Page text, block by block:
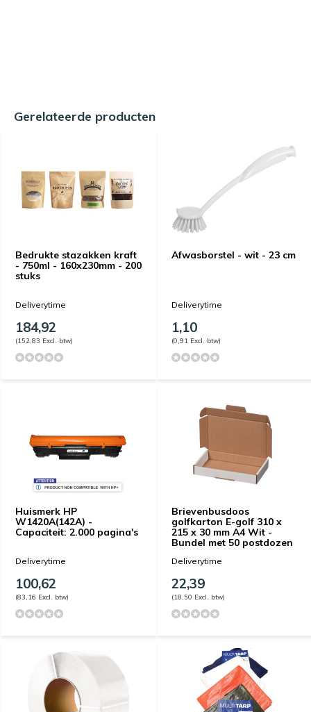
Gerelateerde producten
Bedrukte stazakken kraft
- 750ml - 160x230mm - 200
stuks
Deliverytime
184,92
(152,83 Excl. btw)
Afwasborstel - wit - 23 cm
Deliverytime
1,10
(0,91 Excl. btw)
Huismerk HP
W1420A(142A) -
Capaciteit: 2.000 pagina's
Deliverytime
100,62
(83,16 Excl. btw)
Brievenbusdoos
golfkarton E-golf 310 x
215 x 30 mm A4 Wit -
Bundel met 50 postdozen
Deliverytime
22,39
(18,50 Excl. btw)